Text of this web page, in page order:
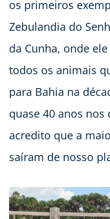
os primeiros
Zebulandia do
da Cunha, onde
todos os animais
para Bahia na
quase 40 anos
acredito que a
saíram de nosso